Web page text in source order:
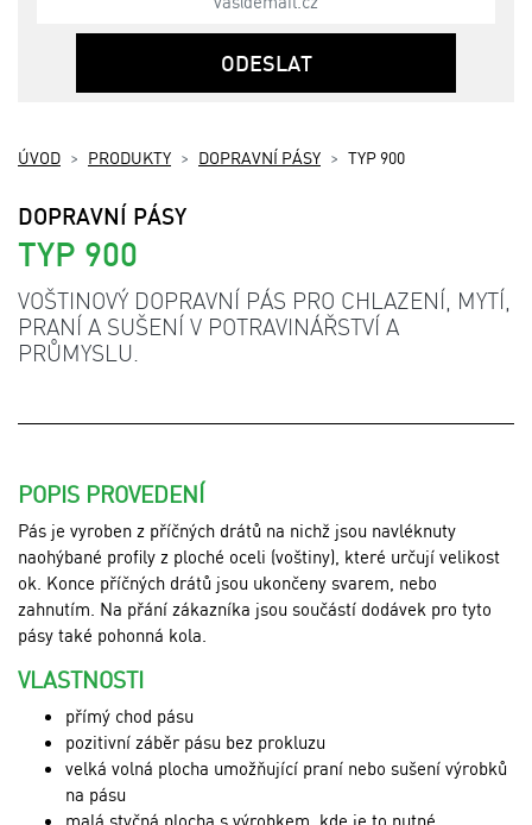
ÚVOD PRODUKTY DOPRAVNÍ PÁSY TYP 900
DOPRAVNÍ PÁSY
TYP 900
VOŠTINOVÝ DOPRAVNÍ PÁS PRO CHLAZENÍ, MYTÍ,
PRANÍ A SUŠENÍ V POTRAVINÁŘSTVÍ A
PRŮMYSLU.
POPIS PROVEDENÍ
Pás je vyroben z příčných drátů na nichž jsou navléknuty
naohýbané profily z ploché oceli (voštiny), které určují velikost
ok. Konce příčných drátů jsou ukončeny svarem, nebo
zahnutím. Na přání zákazníka jsou součástí dodávek pro tyto
pásy také pohonná kola.
VLASTNOSTI
přímý chod pásu
pozitivní záběr pásu bez prokluzu
velká volná plocha umožňující praní nebo sušení výrobků
na pásu
malá styčná plocha s výrobkem, kde je to nutné
ODESLAT